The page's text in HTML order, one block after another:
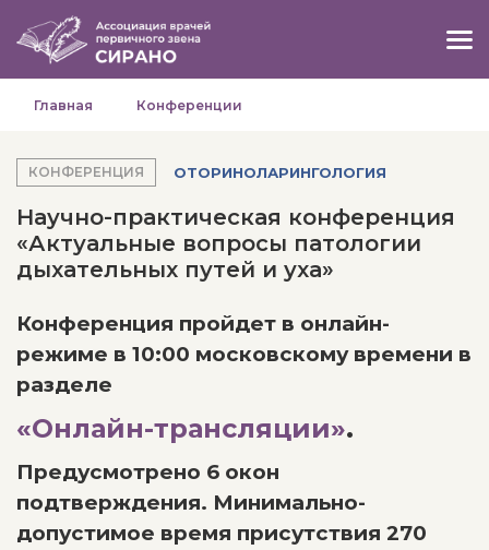
Главная Конференции
КОНФЕРЕНЦИЯ ОТОРИНОЛАРИНГОЛОГИЯ
Научно-практическая конференция
«Актуальные вопросы патологии
дыхательных путей и уха»
Конференция пройдет в онлайн-
режиме в 10:00 московскому времени в
разделе
«Онлайн-трансляции».
Предусмотрено 6 окон
подтверждения. Минимально-
допустимое время присутствия 270